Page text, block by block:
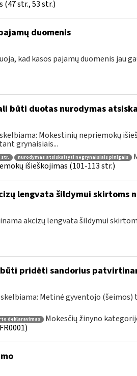
(47 str., 53 str.)
duomenis
kad kasos pajamų duomenis jau
būti duotas nurodymas
Mokestinių nepriemokų
grynaisiais...
str. nurodymas atsiskaityti negrynaisiais pinigais
išieškojimas (101-113 str.)
lengvata šildymui skirtoms
akcizų lengvata šildymui
pridėti sandorius
Metinė gyventojo (šeimos)
deklaravimas Mokesčių žinyno